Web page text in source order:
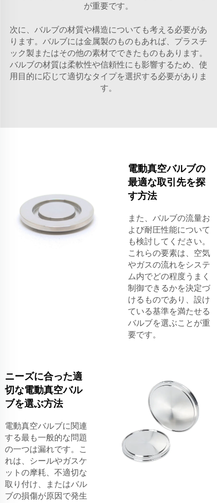
が重要です。
次に、バルブの材質や構造についても考える必要があ
ります。バルブには金属製のものもあれば、プラスチ
ック製またはその他の素材でできたものもあります。
バルブの材質は柔軟性や信頼性にも影響するため、使
用目的に応じて適切なタイプを選択する必要がありま
す。
電動真空バルブの
最適な取引先を探
す方法
また、バルブの流量お
よび耐圧性能について
も検討してください。
これらの要素は、空気
やガスの流れをシステ
ム内でどの程度うまく
制御できるかを決定づ
けるものであり、設け
ている基準を満たせる
バルブを選ぶことが重
要です。
ニーズに合った適
切な電動真空バル
ブを選ぶ方法
電動真空バルブに関連
する最も一般的な問題
の一つは漏れです。こ
れは、シールやガスケ
ットの摩耗、不適切な
取り付け、またはバル
ブの損傷が原因で発生